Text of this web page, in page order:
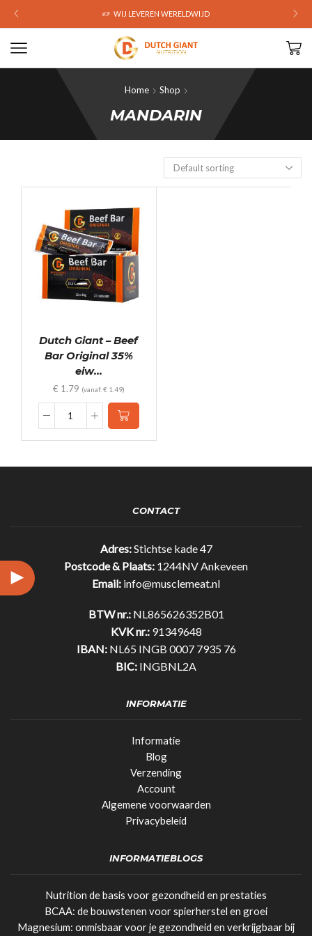
WIJ LEVEREN WERELDWIJD
Home Shop
MANDARIN
Dutch Giant – Beef
Bar Original 35%
eiw...
€ 1.79 (vanaf:€ 1.49)
Dutch
CONTACT
Adres:Stichtse kade 47
Postcode & Plaats: 1244NV Ankeveen
Email: info@musclemeat.nl
BTW nr.:NL865626352B01
KVK nr.:91349648
IBAN:NL65 INGB 0007 7935 76
BIC: INGBNL2A
INFORMATIE
Informatie
Blog
Verzending
Account
Algemene voorwaarden
Privacybeleid
INFORMATIEBLOGS
Nutrition de basis voor gezondheid en prestaties
BCAA: de bouwstenen voor spierherstel en groei
Magnesium: onmisbaar voor je gezondheid en verkrijgbaar bij